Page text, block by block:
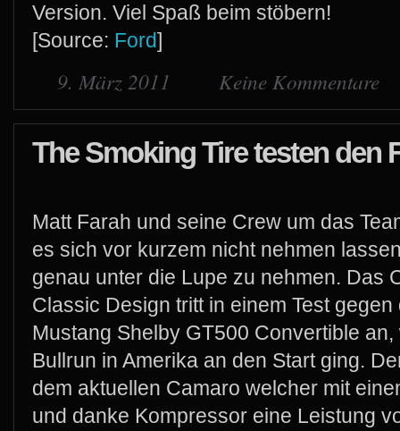
Version. Viel Spaß beim stöbern!
[Source: Ford]
9. März 2011 Keine Kommentare
The Smoking Tire testen den
Matt Farah und seine Crew um das
es sich vor kurzem nicht nehmen
genau unter die Lupe zu nehmen. Das
Classic Design tritt in einem Test
Mustang Shelby GT500 Convertible
Bullrun in Amerika an den Start ging.
dem aktuellen Camaro welcher mit
und danke Kompressor eine Leistung